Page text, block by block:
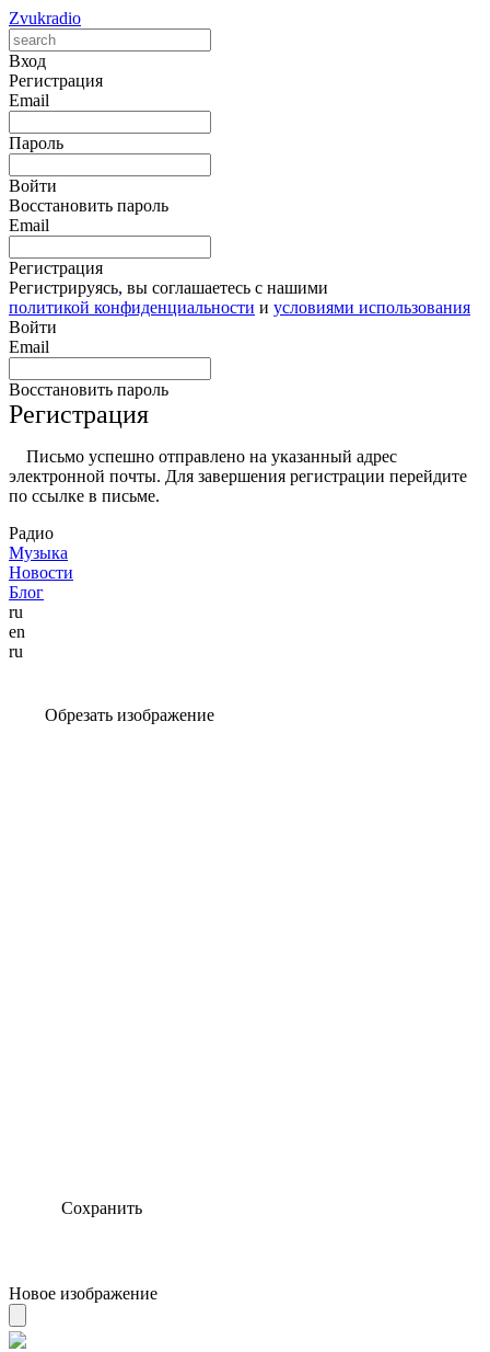
Zvukradio
Вход
Регистрация
Email
Пароль
Войти
Восстановить пароль
Email
Регистрация
Регистрируясь, вы соглашаетесь с нашими
политикой конфиденциальности и условиями использования
Войти
Email
Восстановить пароль
Регистрация
Письмо успешно отправлено на указанный адрес
электронной почты. Для завершения регистрации перейдите
по ссылке в письме.
Радио
Музыка
Новости
Блог
ru
en
ru
Обрезать изображение
Сохранить
Новое изображение